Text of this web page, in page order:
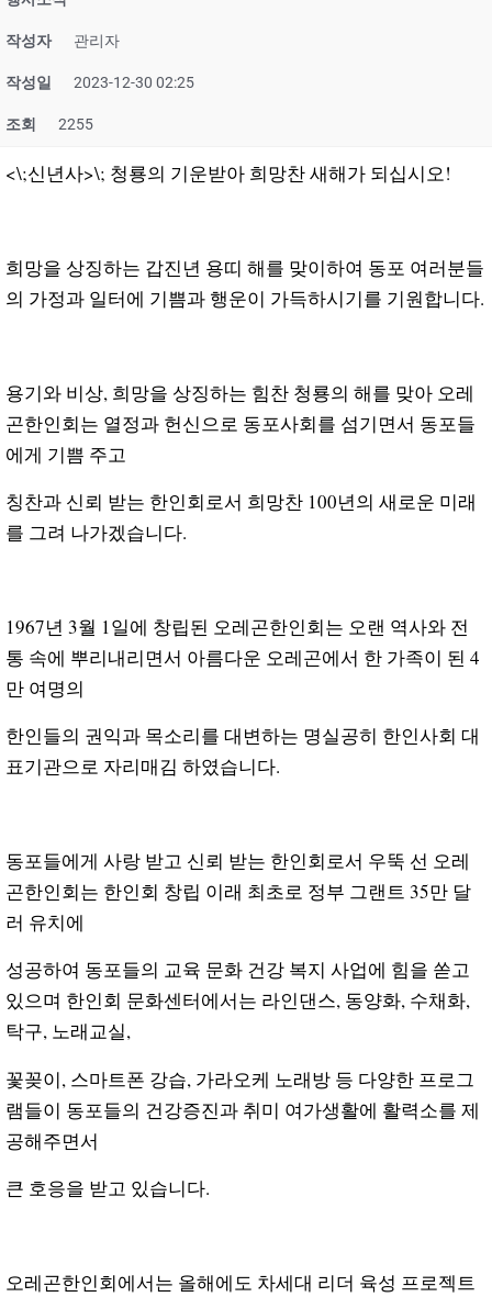
작성자 관리자
작성일 2023-12-30 02:25
조회 2255
<\;신년사>\; 청룡의 기운받아 희망찬 새해가 되십시오!
희망을 상징하는 갑진년 용띠 해를 맞이하여 동포 여러분들
의 가정과 일터에 기쁨과 행운이 가득하시기를 기원합니다.
용기와 비상, 희망을 상징하는 힘찬 청룡의 해를 맞아 오레
곤한인회는 열정과 헌신으로 동포사회를 섬기면서 동포들
에게 기쁨 주고
칭찬과 신뢰 받는 한인회로서 희망찬 100년의 새로운 미래
를 그려 나가겠습니다.
1967년 3월 1일에 창립된 오레곤한인회는 오랜 역사와 전
통 속에 뿌리내리면서 아름다운 오레곤에서 한 가족이 된 4
만 여명의
한인들의 권익과 목소리를 대변하는 명실공히 한인사회 대
표기관으로 자리매김 하였습니다.
동포들에게 사랑 받고 신뢰 받는 한인회로서 우뚝 선 오레
곤한인회는 한인회 창립 이래 최초로 정부 그랜트 35만 달
러 유치에
성공하여 동포들의 교육 문화 건강 복지 사업에 힘을 쏟고
있으며 한인회 문화센터에서는 라인댄스, 동양화, 수채화,
탁구, 노래교실,
꽃꽂이, 스마트폰 강습, 가라오케 노래방 등 다양한 프로그
램들이 동포들의 건강증진과 취미 여가생활에 활력소를 제
공해주면서
큰 호응을 받고 있습니다.
오레곤한인회에서는 올해에도 차세대 리더 육성 프로젝트